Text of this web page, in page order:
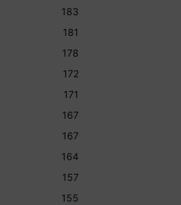
183
181
178
172
171
167
167
164
157
155